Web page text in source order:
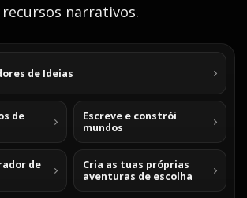
recursos narrativos.
de Ideias
de
Escreve e constrói
mundos
de
Cria as tuas próprias
aventuras de escolha